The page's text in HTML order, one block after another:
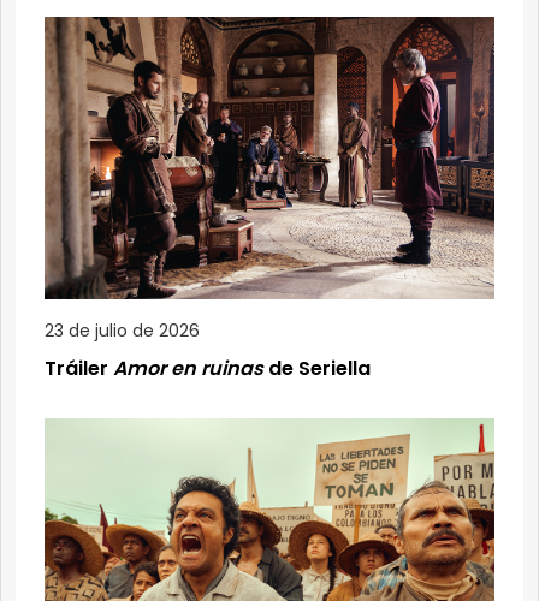
23 de julio de 2026
Tráiler Amor en ruinasde Seriella